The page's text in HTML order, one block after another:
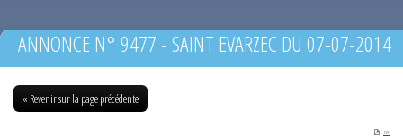
ANNONCE N° 9477 - SAINT EVARZEC DU 07-07-2014
« Revenir sur la page précédente
PDF